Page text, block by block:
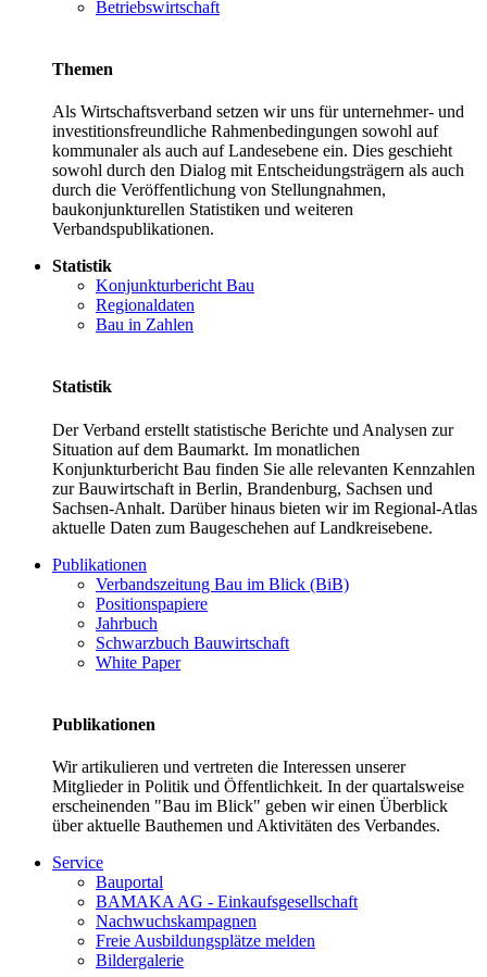
Betriebswirtschaft
Themen
Als Wirtschaftsverband setzen wir uns für unternehmer- und
investitionsfreundliche Rahmenbedingungen sowohl auf
kommunaler als auch auf Landesebene ein. Dies geschieht
sowohl durch den Dialog mit Entscheidungsträgern als auch
durch die Veröffentlichung von Stellungnahmen,
baukonjunkturellen Statistiken und weiteren
Verbandspublikationen.
Statistik
Konjunkturbericht Bau
Regionaldaten
Bau in Zahlen
Statistik
Der Verband erstellt statistische Berichte und Analysen zur
Situation auf dem Baumarkt. Im monatlichen
Konjunkturbericht Bau finden Sie alle relevanten Kennzahlen
zur Bauwirtschaft in Berlin, Brandenburg, Sachsen und
Sachsen-Anhalt. Darüber hinaus bieten wir im Regional-Atlas
aktuelle Daten zum Baugeschehen auf Landkreisebene.
Publikationen
Verbandszeitung Bau im Blick (BiB)
Positionspapiere
Jahrbuch
Schwarzbuch Bauwirtschaft
White Paper
Publikationen
Wir artikulieren und vertreten die Interessen unserer
Mitglieder in Politik und Öffentlichkeit. In der quartalsweise
erscheinenden "Bau im Blick" geben wir einen Überblick
über aktuelle Bauthemen und Aktivitäten des Verbandes.
Service
Bauportal
BAMAKA AG - Einkaufsgesellschaft
Nachwuchskampagnen
Freie Ausbildungsplätze melden
Bildergalerie